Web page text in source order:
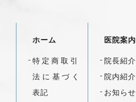
ホーム
特定商取引
法に基づく
表記
医院案内
院長紹介
院内紹介
お知らせ